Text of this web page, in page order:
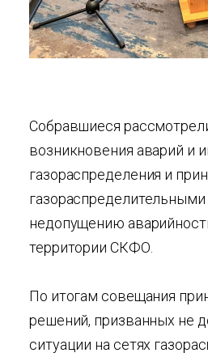
Собравшиеся
возникновения аварий и
газораспределения и
недопущению
территории СКФО.
По итогам совещания
решений, призванных не
ситуации на сетях